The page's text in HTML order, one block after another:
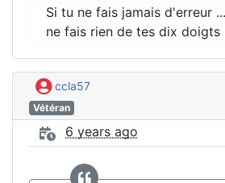
Si tu ne fais jamais d'erreur
ne fais rien de tes dix doigts
ccla57
Vétéran
6 years ago